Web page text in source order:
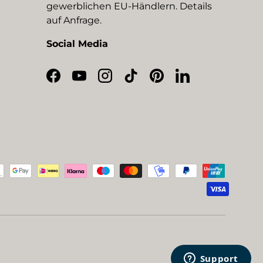
gewerblichen EU-Händlern. Details
auf Anfrage.
Social Media
Facebook
YouTubeInstagram
TikTokPinterestLinkedIn